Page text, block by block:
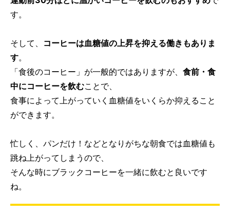
す。
そして、 コーヒーは血糖値の上昇を抑える働きもありま
す。
「食後のコーヒー」が一般的ではありますが、 食前・食
中にコーヒーを飲むことで、
食事によって上がっていく血糖値をいくらか抑えること
ができます。
忙しく、パンだけ！などとなりがちな朝食では血糖値も
跳ね上がってしまうので、
そんな時にブラックコーヒーを一緒に飲むと良いです
ね。